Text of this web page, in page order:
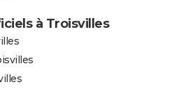
à Troisvilles